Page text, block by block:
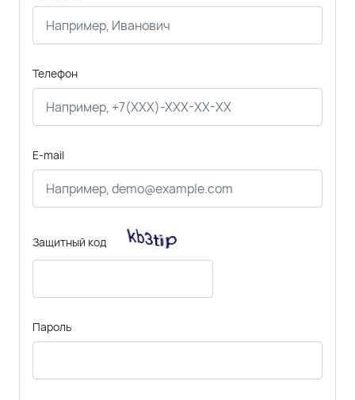
Телефон
E-mail
Защитный код
Пароль